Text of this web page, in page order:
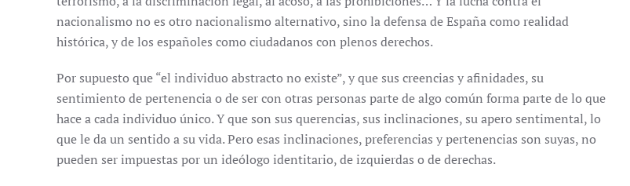
nacionalismo no es otro nacionalismo alternativo, sino la defensa de España como realidad
histórica, y de los españoles como ciudadanos con plenos derechos.
Por supuesto que “el individuo abstracto no existe”, y que sus creencias y afinidades, su
sentimiento de pertenencia o de ser con otras personas parte de algo común forma parte de lo que
hace a cada individuo único. Y que son sus querencias, sus inclinaciones, su apero sentimental, lo
que le da un sentido a su vida. Pero esas inclinaciones, preferencias y pertenencias son suyas, no
pueden ser impuestas por un ideólogo identitario, de izquierdas o de derechas.